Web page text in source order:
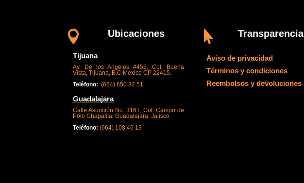
 Ubicaciones
Tijuana
Av. De los Angeles #455, Col. Buena
Vista, Tijuana, B.C Mexico CP 22415.
Teléfono: (664) 650 32 51
Guadalajara
Calle Asunción No. 3161, Col. Campo de
Polo Chapalita, Guadalajara, Jalisco.
Teléfono: (664) 108 46 13
 Transparencia
Aviso de privacidad
Términos y condiciones
Reembolsos y devoluciones